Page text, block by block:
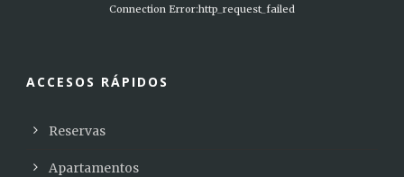
Connection Error:http_request_failed
ACCESOS RÁPIDOS
Reservas
Apartamentos